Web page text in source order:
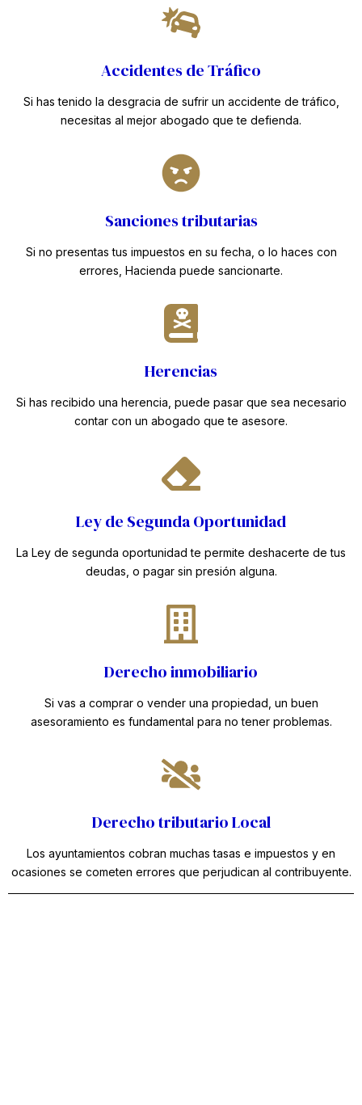
Accidentes de Tráfico
Si has tenido la desgracia de sufrir un accidente de tráfico,
necesitas al mejor abogado que te defienda.
Sanciones tributarias
Si no presentas tus impuestos en su fecha, o lo haces con
errores, Hacienda puede sancionarte.
Herencias
Si has recibido una herencia, puede pasar que sea necesario
contar con un abogado que te asesore.
Ley de Segunda Oportunidad
La Ley de segunda oportunidad te permite deshacerte de tus
deudas, o pagar sin presión alguna.
Derecho inmobiliario
Si vas a comprar o vender una propiedad, un buen
asesoramiento es fundamental para no tener problemas.
Derecho tributario Local
Los ayuntamientos cobran muchas tasas e impuestos y en
ocasiones se cometen errores que perjudican al contribuyente.